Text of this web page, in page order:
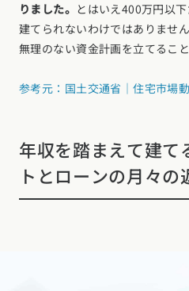
りました。 とはいえ400万円以
建てられないわけではありませ
無理のない資金計画を立てること
参考元：国土交通省｜住宅市場
年収を踏まえて建て
トとローンの月々の